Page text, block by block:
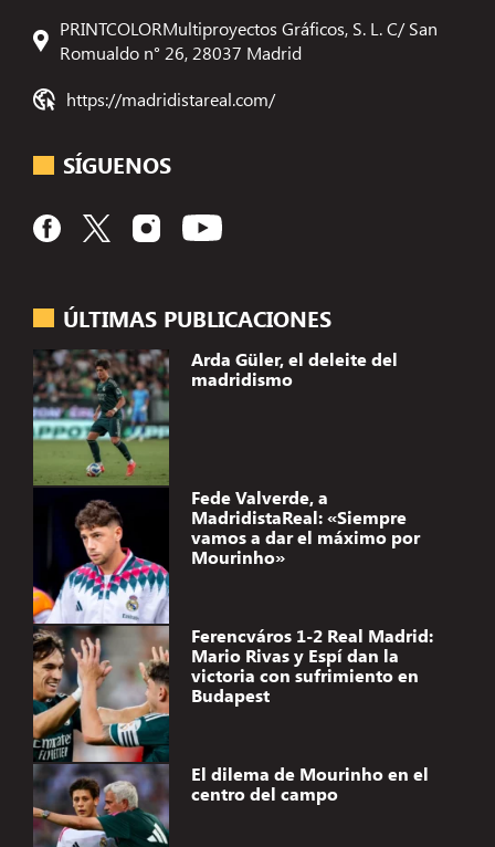
ÚLTIMAS PUBLICACIONES
Arda Güler, el deleite del
madridismo
Fede Valverde, a
MadridistaReal: «Siempre
vamos a dar el máximo por
Mourinho»
Ferencváros 1-2 Real Madrid:
Mario Rivas y Espí dan la
victoria con sufrimiento en
Budapest
El dilema de Mourinho en el
centro del campo
PRINTCOLORMultiproyectos Gráficos, S. L. C/ San
Romualdo n° 26, 28037 Madrid
https://madridistareal.com/
SÍGUENOS